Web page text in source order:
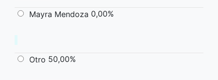
Mayra Mendoza 0,00%
Otro 50,00%